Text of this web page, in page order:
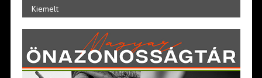
Kiemelt